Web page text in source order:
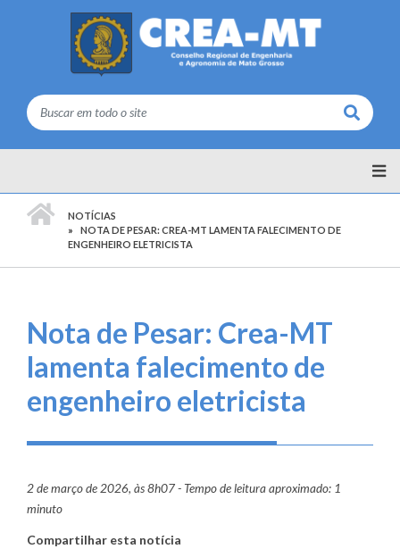
Buscar
NOTÍCIAS
NOTA DE PESAR: CREA-MT LAMENTA FALECIMENTO DE
ENGENHEIRO ELETRICISTA
Nota de Pesar: Crea-MT
lamenta falecimento de
engenheiro eletricista
2 de março de 2026, às 8h07 - Tempo de leitura aproximado: 1
minuto
Compartilhar esta notícia